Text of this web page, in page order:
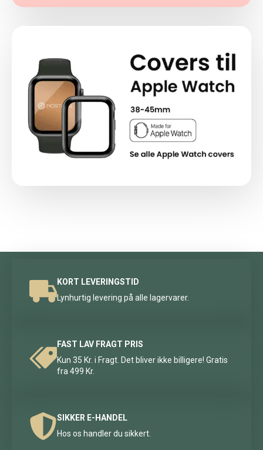
KORT LEVERINGSTID
Lynhurtig levering på alle lagervarer.
FAST LAV FRAGT PRIS
Kun 35 Kr. i Fragt. Det bliver ikke billigere! Gratis
fra 499 Kr.
SIKKER E-HANDEL
Hos os handler du sikkert.